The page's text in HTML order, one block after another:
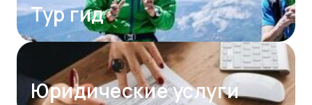
Тур гид
Юридические услуги